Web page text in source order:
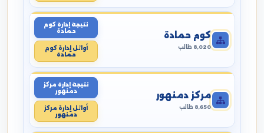
كوم حمادة
8,020 طالب
نتيجة إدارة كوم
حمادة
أوائل إدارة كوم
حمادة
مركز دمنهور
8,650 طالب
نتيجة إدارة مركز
دمنهور
أوائل إدارة مركز
دمنهور